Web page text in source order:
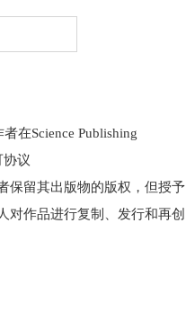
在Science Publishing
协议
保留其出版物的版权，但授予
对作品进行复制、发行和再创